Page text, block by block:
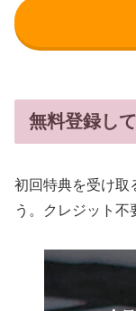
無料登録し
初回特典を受け取
う。クレジット不